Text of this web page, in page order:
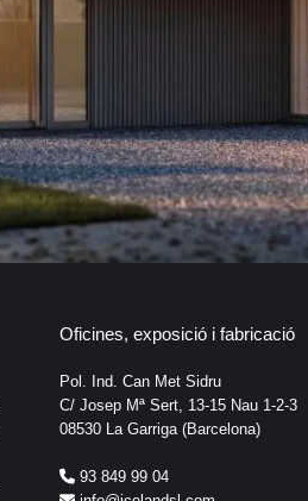
Oficines, exposició i fabricació
Pol. Ind. Can Met Sidru
C/ Josep Mª Sert, 13-15 Nau 1-2-3
08530 La Garriga (Barcelona)
93 849 99 04